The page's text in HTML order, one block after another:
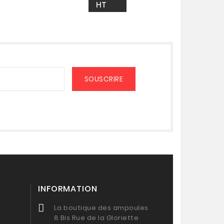
HT
INFORMATION
La boutique des ampoules
8 Bis Rue de la Gloriette